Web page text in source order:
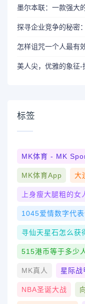
墨尔本联：一款强大
探寻企业竞争的秘密
怎样诅咒一个人最有
美人尖，优雅的象征-
标签
MK体育 - MK
MK体育App 大
上身瘦大腿粗的女
1045爱情数字代
寻仙天星石怎么获
515港币等于多少
MK真人 星际战
NBA圣诞大战